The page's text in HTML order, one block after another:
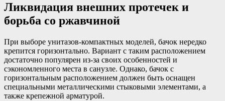
Ликвидация внешних протечек и
борьба со ржавчиной
При выборе унитазов-компактных моделей, бачок нередко
крепится горизонтально. Вариант с таким расположением
достаточно популярен из-за своих особенностей и
сэкономленного места в санузле. Однако, бачок с
горизонтальным расположением должен быть оснащен
специальными металлическими стыковыми элементами, а
также крепежной арматурой.